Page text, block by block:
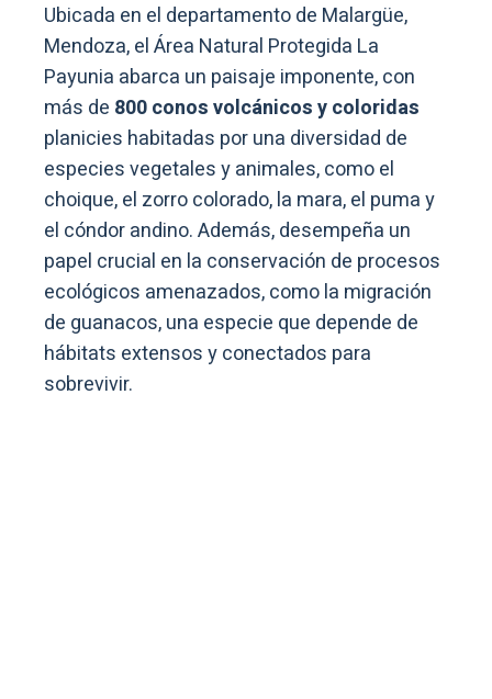
Ubicada en el departamento de Malargüe,
Mendoza, el Área Natural Protegida La
Payunia abarca un paisaje imponente, con
más de 800 conos volcánicos y coloridas
planicies habitadas por una diversidad de
especies vegetales y animales, como el
choique, el zorro colorado, la mara, el puma y
el cóndor andino. Además, desempeña un
papel crucial en la conservación de procesos
ecológicos amenazados, como la migración
de guanacos, una especie que depende de
hábitats extensos y conectados para
sobrevivir.